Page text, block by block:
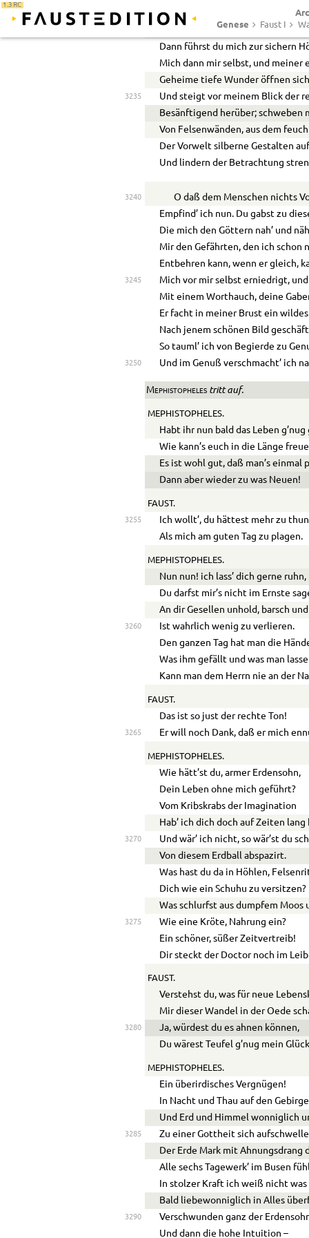
1.3 RC
Genese
Faust I
3230
Und Nachbarstämme,
Und ihrem Fall dumpf hohl der
Dann führst du mich zur sichern
Mich dann mir selbst, und meiner
Geheime tiefe Wunder öffnen
3235
Und steigt vor meinem Blick der
Besänftigend herüber; schweben
Von Felsenwänden, aus dem
Der Vorwelt silberne Gestalten
Und lindern der Betrachtung
3240
O daß dem Menschen nichts
Empfind’ ich nun. Du gabst zu
Die mich den Göttern nah’ und
Mir den Gefährten, den ich schon
Entbehren kann, wenn er gleich,
3245
Mich vor mir selbst erniedrigt,
Mit einem Worthauch, deine
Er facht in meiner Brust ein
Nach jenem schönen Bild
So tauml’ ich von Begierde zu
3250 Und im Genuß verschmacht’ ich
Mephistophelestritt auf.
MEPHISTOPHELES.
Habt ihr nun bald das Leben
Wie kann’s euch in die Länge
Es ist wohl gut, daß man’s einmal
Dann aber wieder zu was Neuen!
FAUST.
3255
Ich wollt’, du hättest mehr zu
Als mich am guten Tag zu plagen.
MEPHISTOPHELES.
Nun nun! ich lass’ dich gerne ruhn,
Du darfst mir’s nicht im Ernste
An dir Gesellen unhold, barsch
3260
Ist wahrlich wenig zu verlieren.
Den ganzen Tag hat man die
Was ihm gefällt und was man
Kann man dem Herrn nie an der
FAUST.
Das ist so just der rechte Ton!
3265 Er will noch Dank, daß er mich
MEPHISTOPHELES.
Wie hätt’st du, armer Erdensohn,
Dein Leben ohne mich geführt?
Vom Kribskrabs der Imagination
Hab’ ich dich doch auf Zeiten
3270
Und wär’ ich nicht, so wär’st du
Von diesem Erdball abspazirt.
Was hast du da in Höhlen,
Dich wie ein Schuhu zu versitzen?
Was schlurfst aus dumpfem
3275
Wie eine Kröte, Nahrung ein?
Ein schöner, süßer Zeitvertreib!
Dir steckt der Doctor noch im
FAUST.
Verstehst du, was für neue
Mir dieser Wandel in der Oede
3280
Ja, würdest du es ahnen können,
Du wärest Teufel g’nug mein
MEPHISTOPHELES.
Ein überirdisches Vergnügen!
In Nacht und Thau auf den
Und Erd und Himmel wonniglich
3285
Zu einer Gottheit sich
Der Erde Mark mit Ahnungsdrang
Alle sechs Tagewerk’ im Busen
In stolzer Kraft ich weiß nicht
Bald liebewonniglich in Alles
3290
Verschwunden ganz der
Und dann die hohe Intuition –